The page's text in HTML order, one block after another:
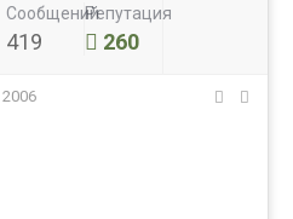
Сообщений
419
Репутация
260